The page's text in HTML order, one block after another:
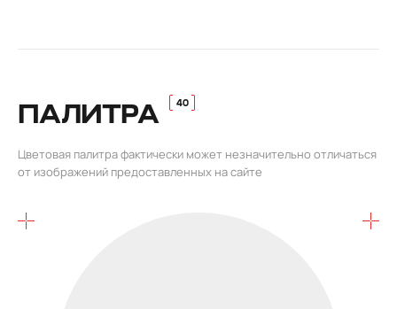
ПАЛИТРА
Цветовая палитра фактически может незначительно отличаться
от изображений предоставленных на сайте